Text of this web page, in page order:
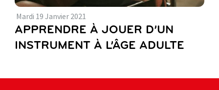
Mardi 19 Janvier 2021
APPRENDRE À JOUER D’UN
INSTRUMENT À L’ÂGE ADULTE